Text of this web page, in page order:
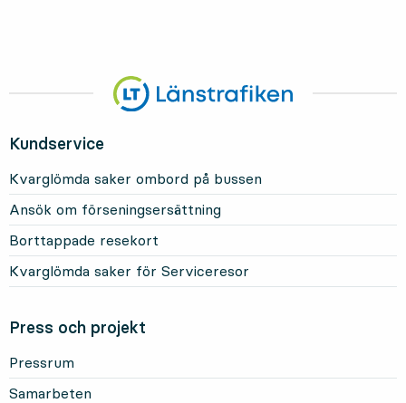
Kundservice
Kvarglömda saker ombord på bussen
Ansök om förseningsersättning
Borttappade resekort
Kvarglömda saker för Serviceresor
Press och projekt
Pressrum
Samarbeten